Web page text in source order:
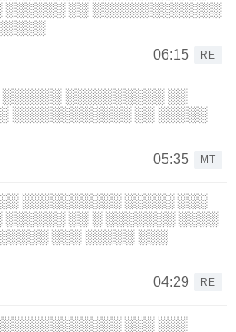
░░░░░░ ░░ ░░░░░░░░░░░░░
06:15
RE
░░░░░░░░░░ ░░
░░░░░░░░░░░░ ░░ ░░░░░
05:35
MT
░░░░░░░░░░ ░░░░░ ░░░
░░ ░ ░░░░░░░ ░░░░
░░░ ░░░░░ ░░░
04:29
RE
░░░ ░░░